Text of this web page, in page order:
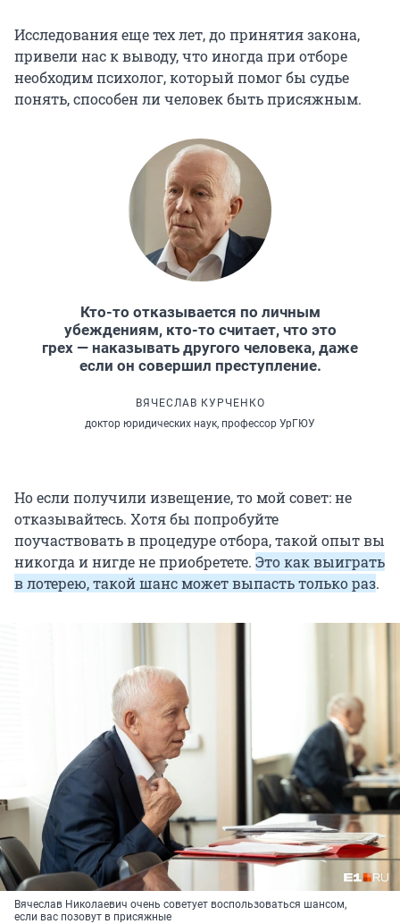
Исследования еще тех лет, до принятия закона,
привели нас к выводу, что иногда при отборе
необходим психолог, который помог бы судье
понять, способен ли человек быть присяжным.
Кто-то отказывается по личным
убеждениям, кто-то считает, что это
грех — наказывать другого человека, даже
если он совершил преступление.
ВЯЧЕСЛАВ КУРЧЕНКО
доктор юридических наук, профессор УрГЮУ
Но если получили извещение, то мой совет: не
отказывайтесь. Хотя бы попробуйте
поучаствовать в процедуре отбора, такой опыт вы
никогда и нигде не приобретете. Это как выиграть
в лотерею, такой шанс может выпасть только раз.
Вячеслав Николаевич очень советует воспользоваться шансом,
если вас позовут в присяжные